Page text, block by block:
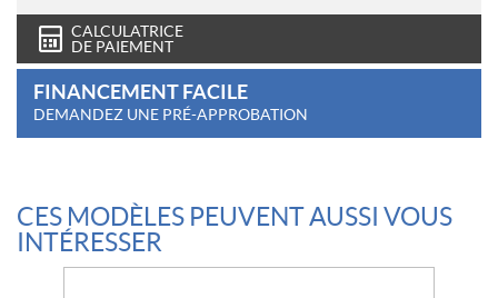
CALCULATRICE
DE PAIEMENT
FINANCEMENT FACILE
DEMANDEZ UNE PRÉ-APPROBATION
CES MODÈLES PEUVENT AUSSI VOUS
INTÉRESSER